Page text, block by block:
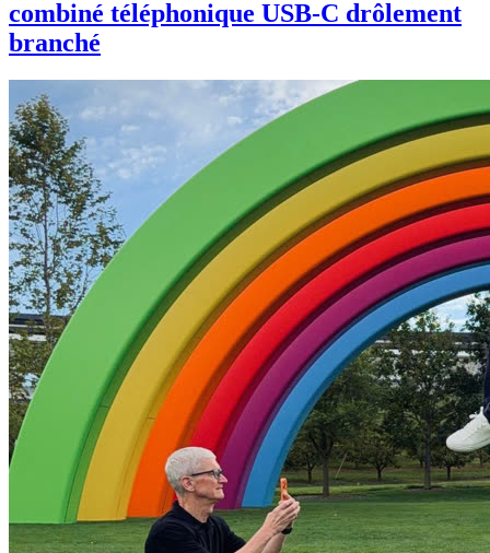
combiné téléphonique USB-C drôlement
branché